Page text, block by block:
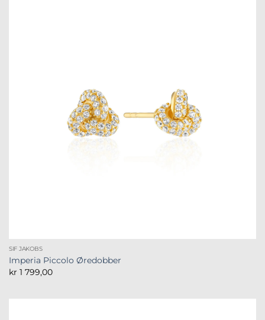
SIF JAKOBS
Imperia Piccolo Øredobber
kr 1 799,00